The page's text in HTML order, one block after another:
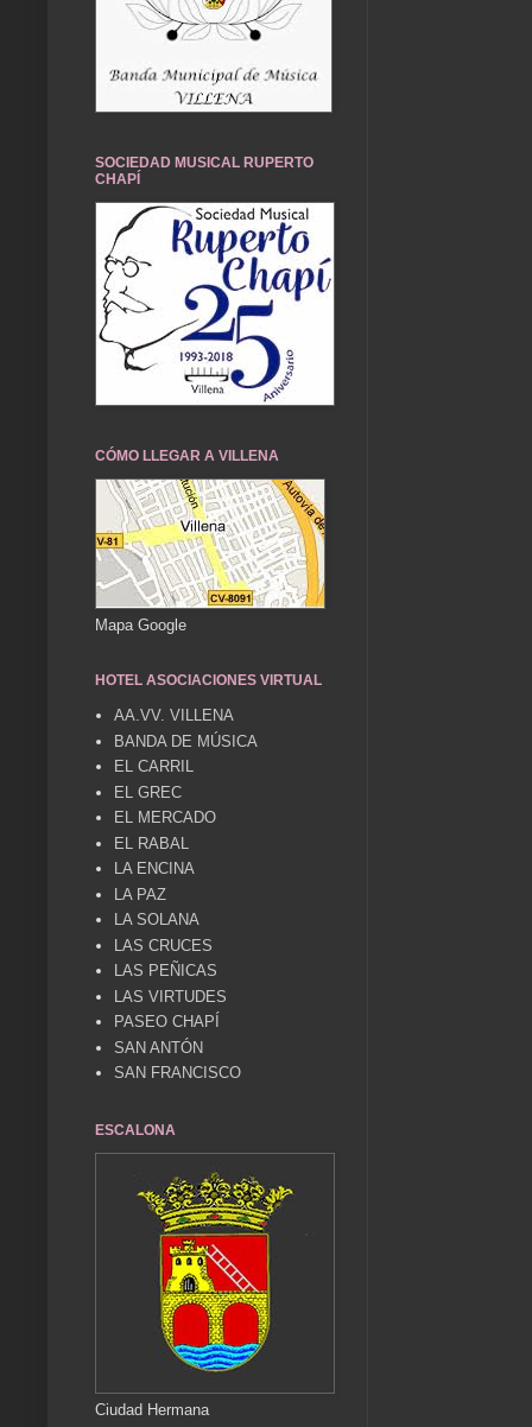
SOCIEDAD MUSICAL RUPERTO
CHAPÍ
CÓMO LLEGAR A VILLENA
Mapa Google
HOTEL ASOCIACIONES VIRTUAL
AA.VV. VILLENA
BANDA DE MÚSICA
EL CARRIL
EL GREC
EL MERCADO
EL RABAL
LA ENCINA
LA PAZ
LA SOLANA
LAS CRUCES
LAS PEÑICAS
LAS VIRTUDES
PASEO CHAPÍ
SAN ANTÓN
SAN FRANCISCO
ESCALONA
Ciudad Hermana